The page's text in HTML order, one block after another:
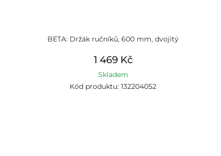
BETA: Držák ručníků, 600 mm, dvojitý
1 469 Kč
Skladem
Kód produktu: 132204052